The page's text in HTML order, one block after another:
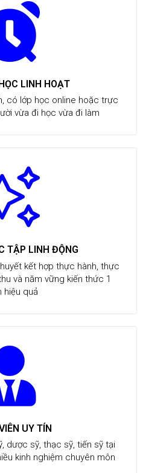
LINH HOẠT
có lớp học online hoặc trực
vừa đi học vừa đi làm
TẬP LINH ĐỘNG
kết hợp thực hành, thực
và năm vững kiến thức 1
hiệu quả
UY TÍN
dược sỹ, thạc sỹ, tiến sỹ tại
kinh nghiệm chuyên môn